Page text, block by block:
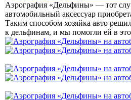
Аэрография «Дельфины» — тот
автомобильный аксессуар
Таким способом хозяйка авто
к дельфинам, и мы помогли ей в